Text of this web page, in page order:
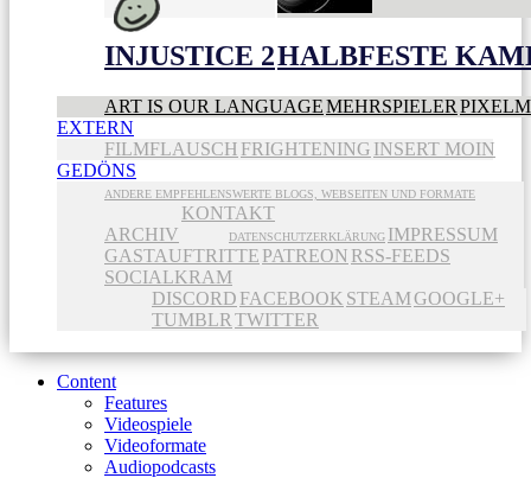
INJUSTICE 2HALBFESTE
ART IS OUR LANGUAGEMEHRSPIELER
EXTERN
FILMFLAUSCH FRIGHTENING INSERT MOIN
GEDÖNS
ANDERE EMPFEHLENSWERTE BLOGS, WEBSEITEN UND FORMATE
ARCHIV
KONTAKT
DATENSCHUTZERKLÄRUNG IMPRESSUM
GASTAUFTRITTE PATREON RSS-FEEDS
SOCIALKRAM
DISCORD FACEBOOK STEAMGOOGLE+
TUMBLR TWITTER
Content
Features
Videospiele
Videoformate
Audiopodcasts